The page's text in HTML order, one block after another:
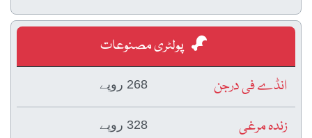
پولٹری مصنوعات
انڈے فی درجن
268 روپے
زندہ مرغی 328 روپے